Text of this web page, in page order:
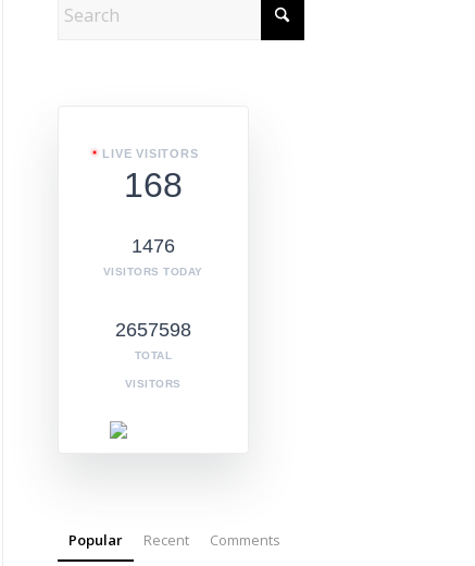
LIVE VISITORS
168
1476
VISITORS TODAY
2657598
TOTAL
VISITORS
Popular Recent Comments